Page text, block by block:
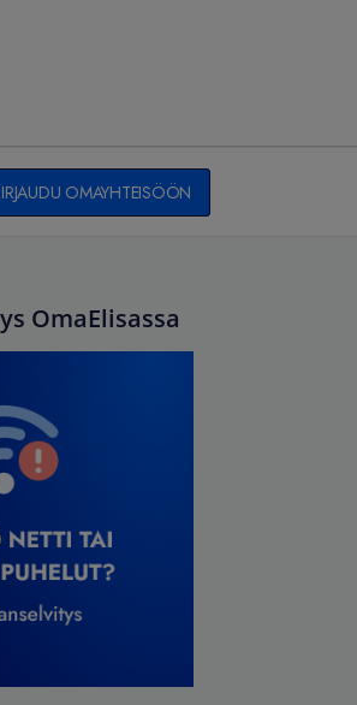
OMAYHTEISÖÖN
OmaElisassa